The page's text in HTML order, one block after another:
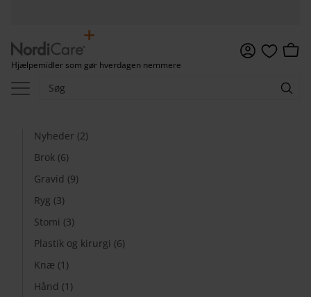
Hjælpemidler som gør hverdagen nemmere
Favoritter
Nyheder (2)
Brok (6)
Gravid (9)
Ryg (3)
Stomi (3)
Plastik og kirurgi (6)
Knæ (1)
Hånd (1)